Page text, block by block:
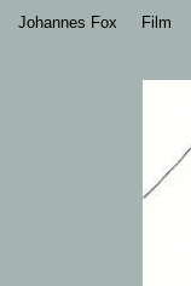
Johannes Fox Film